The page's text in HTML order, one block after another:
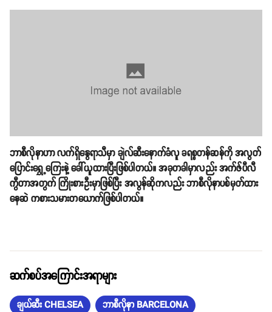
ဘာစီလိုနာဟာ လက်ရှိနွေရာသီမှာ ချဲလ်ဆီးနောက်ခံလူ ခရစ္စတန်ဆန်ကို အလွတ်
ပြောင်းရွှေ့ကြေးနဲ့ ခေါ်ယူထားပြီးဖြစ်ပါတယ်။ အခုတခါမှာလည်း အက်ဇ်ပီလီ
ကွီတာအတွက် ကြိုးစားဦးမှာဖြစ်ပြီး အလွန်ဆိုကလည်း ဘာစီလိုနာပစ်မှတ်ထား
နေဆဲ ကစားသမားတယောက်ဖြစ်ပါတယ်။
ဆက်စပ်အကြောင်းအရာများ
ချယ်ဆီး CHELSEA ဘာစီလိုနာ BARCELONA